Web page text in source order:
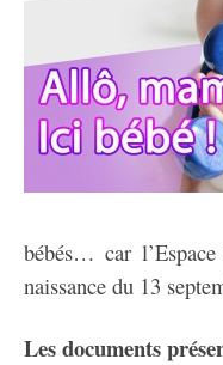
bébés… car
naissance du 13
Les documents